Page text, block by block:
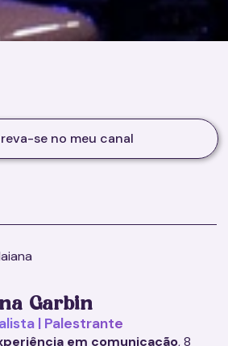
se no meu canal
Garbin
| Palestrante
em comunicação, 8